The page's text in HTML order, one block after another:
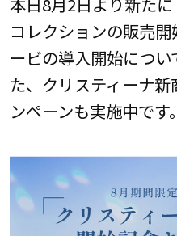
コレクションの販売
ービの導入開始につ
た、クリスティーナ
ンペーンも実施中です。